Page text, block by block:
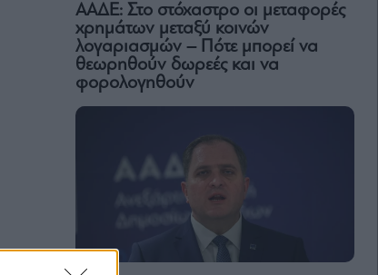
ΑΑΔΕ: Στο στόχαστρο οι μεταφορές
χρημάτων μεταξύ κοινών
λογαριασμών – Πότε μπορεί να
θεωρηθούν δωρεές και να
φορολογηθούν